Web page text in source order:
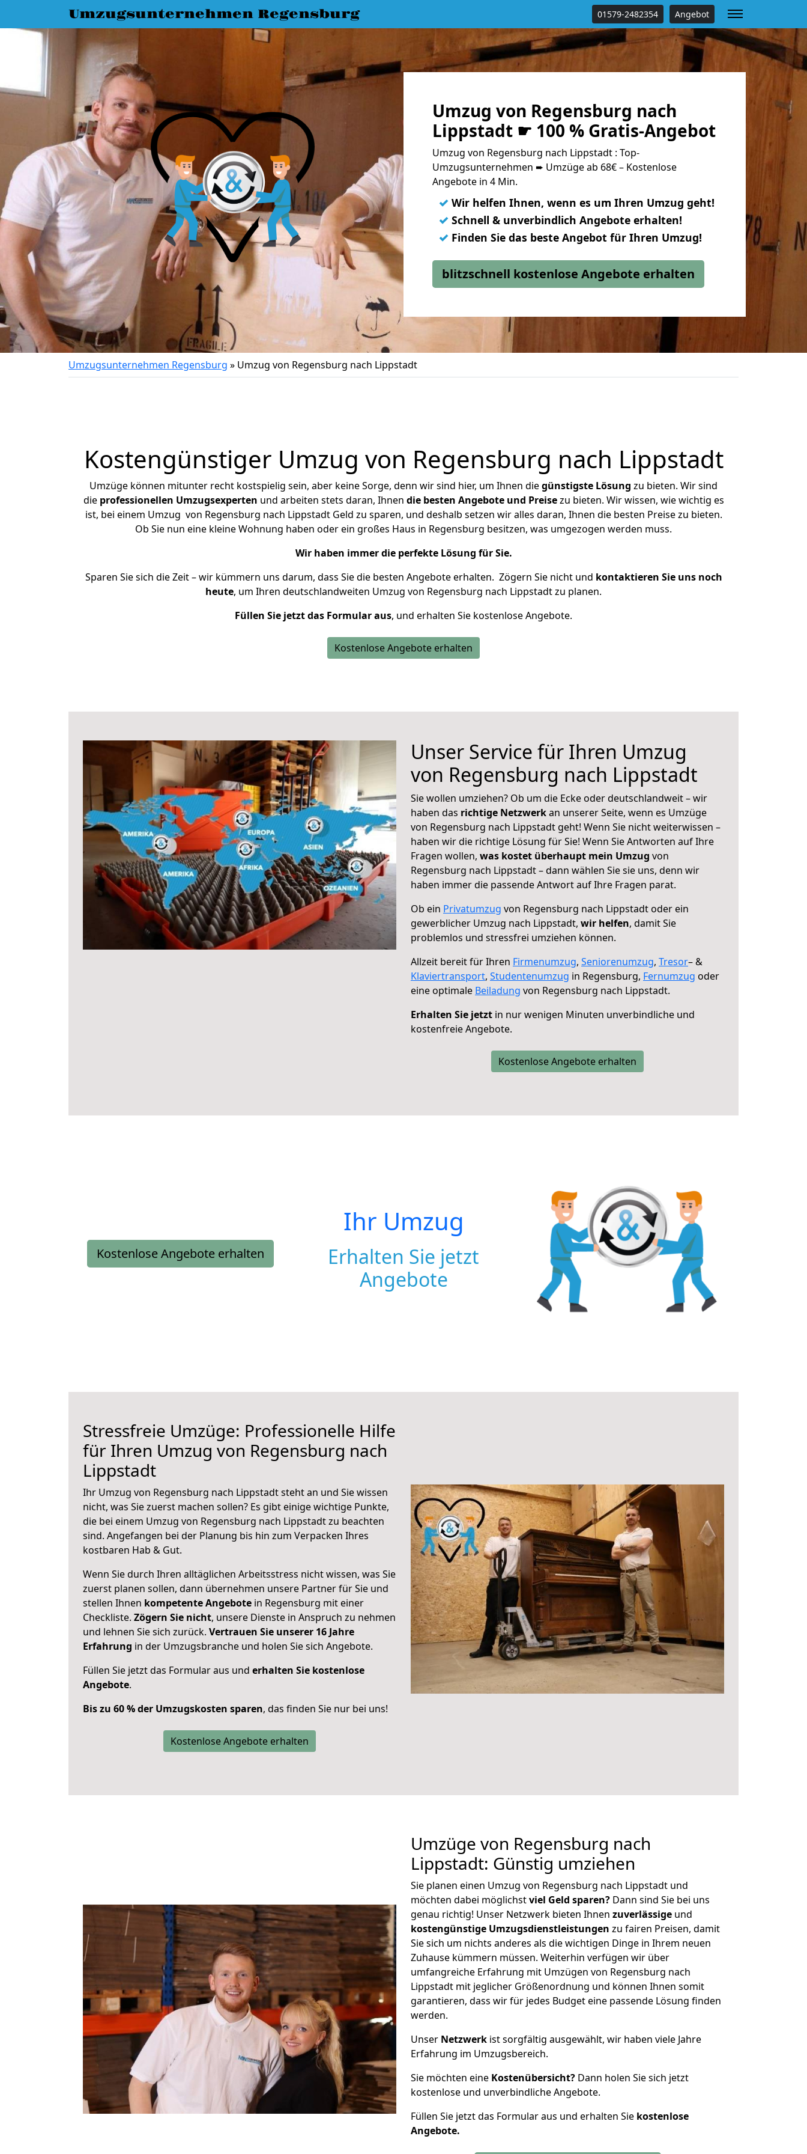
Umzugsunternehmen Regensburg 01579-2482354 Angebot
Umzug von Regensburg nach
Lippstadt ☛ 100 % Gratis-Angebot
Umzug von Regensburg nach Lippstadt : Top-
Umzugsunternehmen ➨ Umzüge ab 68€ – Kostenlose
Angebote in 4 Min.
✓ Wir helfen Ihnen, wenn es um Ihren Umzug geht!
✓ Schnell & unverbindlich Angebote erhalten!
✓ Finden Sie das beste Angebot für Ihren Umzug!
blitzschnell kostenlose Angebote erhalten
Umzugsunternehmen Regensburg » Umzug von Regensburg nach Lippstadt
Kostengünstiger Umzug von Regensburg nach Lippstadt
Umzüge können mitunter recht kostspielig sein, aber keine Sorge, denn wir sind hier, um Ihnen diegünstigste Lösung zu bieten. Wir sind
die professionellen Umzugsexperten und arbeiten stets daran, Ihnen die besten Angebote und Preisezu bieten. Wir wissen, wie wichtig es
ist, bei einem Umzug von Regensburg nach Lippstadt Geld zu sparen, und deshalb setzen wir alles daran, Ihnen die besten Preise zu bieten.
Ob Sie nun eine kleine Wohnung haben oder ein großes Haus in Regensburg besitzen, was umgezogen werden muss.
Wir haben immer die perfekte Lösung für Sie.
Sparen Sie sich die Zeit – wir kümmern uns darum, dass Sie die besten Angebote erhalten. Zögern Sie nicht und kontaktieren Sie uns noch
heute, um Ihren deutschlandweiten Umzug von Regensburg nach Lippstadt zu planen.
Füllen Sie jetzt das Formular aus, und erhalten Sie kostenlose Angebote.
Kostenlose Angebote erhalten
Unser Service für Ihren Umzug
von Regensburg nach Lippstadt
Sie wollen umziehen? Ob um die Ecke oder deutschlandweit – wir
haben das richtige Netzwerkan unserer Seite, wenn es Umzüge
von Regensburg nach Lippstadt geht! Wenn Sie nicht weiterwissen –
haben wir die richtige Lösung für Sie! Wenn Sie Antworten auf Ihre
Fragen wollen, was kostet überhaupt mein Umzug von
Regensburg nach Lippstadt – dann wählen Sie sie uns, denn wir
haben immer die passende Antwort auf Ihre Fragen parat.
Ob ein Privatumzug von Regensburg nach Lippstadt oder ein
gewerblicher Umzug nach Lippstadt, wir helfen, damit Sie
problemlos und stressfrei umziehen können.
Allzeit bereit für Ihren Firmenumzug, Seniorenumzug, Tresor– &
Klaviertransport, Studentenumzug in Regensburg, Fernumzug oder
eine optimale Beiladung von Regensburg nach Lippstadt.
Erhalten Sie jetzt in nur wenigen Minuten unverbindliche und
kostenfreie Angebote.
Kostenlose Angebote erhalten
Kostenlose Angebote erhalten
Ihr Umzug
Erhalten Sie jetzt
Angebote
Stressfreie Umzüge: Professionelle Hilfe
für Ihren Umzug von Regensburg nach
Lippstadt
Ihr Umzug von Regensburg nach Lippstadt steht an und Sie wissen
nicht, was Sie zuerst machen sollen? Es gibt einige wichtige Punkte,
die bei einem Umzug von Regensburg nach Lippstadt zu beachten
sind. Angefangen bei der Planung bis hin zum Verpacken Ihres
kostbaren Hab & Gut.
Wenn Sie durch Ihren alltäglichen Arbeitsstress nicht wissen, was Sie
zuerst planen sollen, dann übernehmen unsere Partner für Sie und
stellen Ihnen kompetente Angebote in Regensburg mit einer
Checkliste. Zögern Sie nicht, unsere Dienste in Anspruch zu nehmen
und lehnen Sie sich zurück. Vertrauen Sie unserer 16 Jahre
Erfahrung in der Umzugsbranche und holen Sie sich Angebote.
Füllen Sie jetzt das Formular aus und erhalten Sie kostenlose
Angebote.
Bis zu 60 % der Umzugskosten sparen, das finden Sie nur bei uns!
Kostenlose Angebote erhalten
Umzüge von Regensburg nach
Lippstadt: Günstig umziehen
Sie planen einen Umzug von Regensburg nach Lippstadt und
möchten dabei möglichstviel Geld sparen? Dann sind Sie bei uns
genau richtig! Unser Netzwerk bieten Ihnen zuverlässige und
kostengünstige Umzugsdienstleistungen zu fairen Preisen, damit
Sie sich um nichts anderes als die wichtigen Dinge in Ihrem neuen
Zuhause kümmern müssen. Weiterhin verfügen wir über
umfangreiche Erfahrung mit Umzügen von Regensburg nach
Lippstadt mit jeglicher Größenordnung und können Ihnen somit
garantieren, dass wir für jedes Budget eine passende Lösung finden
werden.
Unser Netzwerk ist sorgfältig ausgewählt, wir haben viele Jahre
Erfahrung im Umzugsbereich.
Sie möchten eine Kostenübersicht? Dann holen Sie sich jetzt
kostenlose und unverbindliche Angebote.
Füllen Sie jetzt das Formular aus und erhalten Sie kostenlose
Angebote.